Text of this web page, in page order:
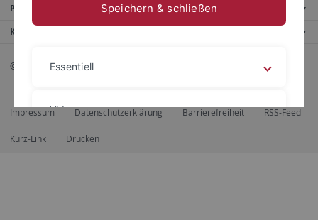
Portale
Kontaktinfo
© 2026 Eberhard Karls Universität Tübingen, Tübingen
Impressum Datenschutzerklärung Barrierefreiheit RSS-Feed
Kurz-Link Drucken
Speichern & schließen
Essentiell
Videos